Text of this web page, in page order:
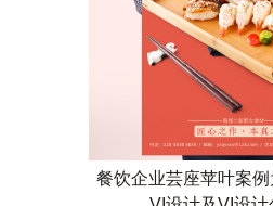
餐饮企业芸座苹叶案